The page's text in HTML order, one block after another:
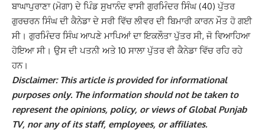
ਬਾਘਾਪੁਰਾਣਾ (ਮੋਗਾ) ਦੇ ਪਿੰਡ ਸੁਖਾਨੰਦ ਵਾਸੀ ਗੁਰਮਿੰਦਰ ਸਿੰਘ (40) ਪੁੱਤਰ
ਗੁਰਚਰਨ ਸਿੰਘ ਦੀ ਕੈਨੇਡਾ ਦੇ ਸਰੀ ਵਿੱਚ ਲੀਵਰ ਦੀ ਬਿਮਾਰੀ ਕਾਰਨ ਮੌਤ ਹੋ ਗਈ
ਸੀ। ਗੁਰਮਿੰਦਰ ਸਿੰਘ ਆਪਣੇ ਮਾਪਿਆਂ ਦਾ ਇਕਲੌਤਾ ਪੁੱਤਰ ਸੀ, ਜੋ ਵਿਆਹਿਆ
ਹੋਇਆ ਸੀ। ਉਸ ਦੀ ਪਤਨੀ ਅਤੇ 10 ਸਾਲਾ ਪੁੱਤਰ ਵੀ ਕੈਨੇਡਾ ਵਿੱਚ ਰਹਿ ਰਹੇ
ਹਨ।
Disclaimer: This article is provided for informational
purposes only. The information should not be taken to
represent the opinions, policy, or views of Global Punjab
TV, nor any of its staff, employees, or affiliates.